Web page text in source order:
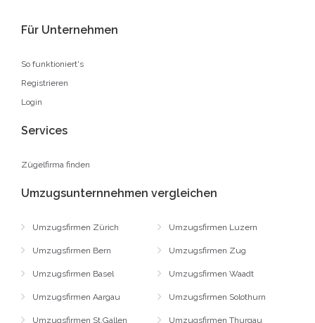
Für Unternehmen
So funktioniert's
Registrieren
Login
Services
Zügelfirma finden
Umzugsunternnehmen vergleichen
Umzugsfirmen Zürich
Umzugsfirmen Bern
Umzugsfirmen Basel
Umzugsfirmen Aargau
Umzugsfirmen St.Gallen
Umzugsfirmen Luzern
Umzugsfirmen Zug
Umzugsfirmen Waadt
Umzugsfirmen Solothurn
Umzugsfirmen Thurgau